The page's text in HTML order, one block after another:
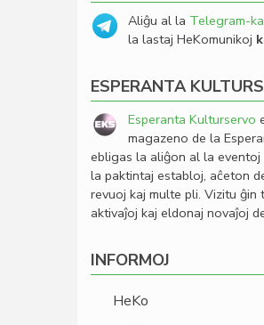
Aliĝu al la Telegram-
la lastaj HeKomunikoj
ESPERANTA
Esperanta Kulturservo
magazeno de la
ebligas la aliĝon al la
la paktintaj establoj, aĉeton
revuoj kaj multe pli. Vizitu ĝin
aktivaĵoj kaj eldonaj novaĵoj
INFORMOJ
HeKo